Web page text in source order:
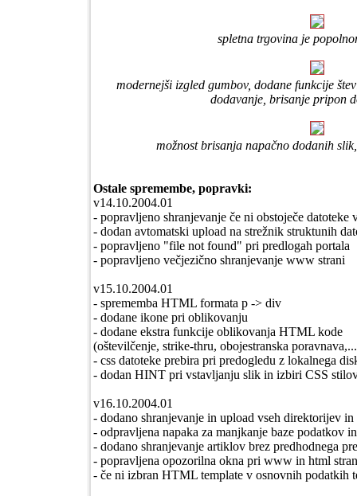
spletna trgovina je
modernejši izgled gumbov, dodane funkcije
dodavanje, brisanje pripon
možnost brisanja napačno dodanih
Ostale spremembe, popravki:
v14.10.2004.01
- popravljeno shranjevanje če ni obstoječe datoteke
- dodan avtomatski upload na strežnik struktunih
- popravljeno "file not found" pri predlogah portala
- popravljeno večjezično shranjevanje www strani
v15.10.2004.01
- sprememba HTML formata p -> div
- dodane ikone pri oblikovanju
- dodane ekstra funkcije oblikovanja HTML kode
(oštevilčenje, strike-thru, obojestranska
- css datoteke prebira pri predogledu z lokalnega
- dodan HINT pri vstavljanju slik in izbiri CSS
v16.10.2004.01
- dodano shranjevanje in upload vseh direktorijev
- odpravljena napaka za manjkanje baze podatkov
- dodano shranjevanje artiklov brez predhodnega
- popravljena opozorilna okna pri www in html
- če ni izbran HTML template v osnovnih podatkih